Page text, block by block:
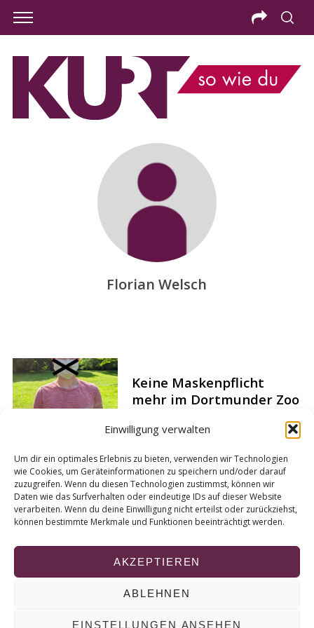
Einwilligung verwalten
Um dir ein optimales Erlebnis zu bieten, verwenden wir Technologien
wie Cookies, um Geräteinformationen zu speichern und/oder darauf
zuzugreifen. Wenn du diesen Technologien zustimmst, können wir
Daten wie das Surfverhalten oder eindeutige IDs auf dieser Website
verarbeiten. Wenn du deine Einwilligung nicht erteilst oder zurückziehst,
können bestimmte Merkmale und Funktionen beeinträchtigt werden.
AKZEPTIEREN
ABLEHNEN
EINSTELLUNGEN ANSEHEN
Florian Welsch
Keine Maskenpflicht
mehr im Dortmunder Zoo
Twitter-Streit: Greta
Thunberg und die
Deutsche Bahn
c
h
f
o